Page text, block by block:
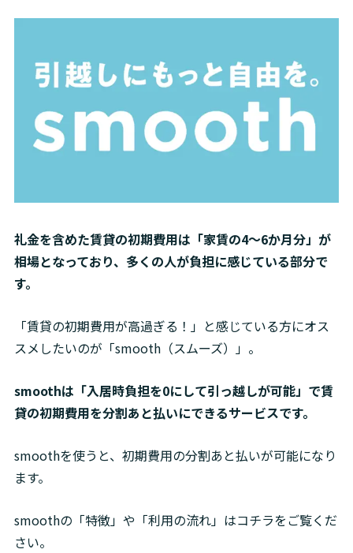
礼金を含めた賃貸の初期費用は「家賃の4～6か月分」が
相場となっており、多くの人が負担に感じている部分で
す。
「賃貸の初期費用が高過ぎる！」と感じている方にオス
スメしたいのが「smooth（スムーズ）」。
smoothは「入居時負担を0にして引っ越しが可能」で賃
貸の初期費用を分割あと払いにできるサービスです。
smoothを使うと、 初期費用の分割あと払いが可能になり
ます。
smoothの「特徴」や「利用の流れ」はコチラをご覧くだ
さい。